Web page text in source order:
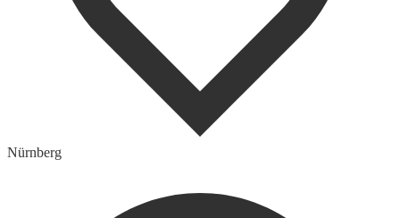
Nürnberg